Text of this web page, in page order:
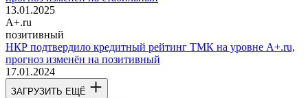
13.01.2025
A+.ru
позитивный
НКР подтвердило кредитный рейтинг ТМК на уровне A+.ru,
прогноз изменён на позитивный
17.01.2024
ЗАГРУЗИТЬ ЕЩЁ